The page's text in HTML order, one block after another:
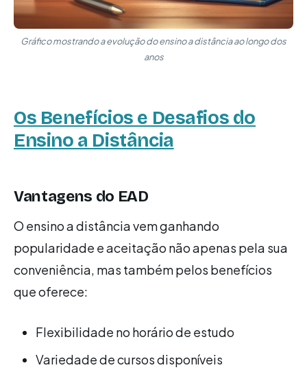
Gráfico mostrando a evolução do ensino a distância ao longo dos
anos
Os Benefícios e Desafios do
Ensino a Distância
Vantagens do EAD
O ensino a distância vem ganhando
popularidade e aceitação não apenas pela sua
conveniência, mas também pelos benefícios
que oferece:
Flexibilidade no horário de estudo
Variedade de cursos disponíveis